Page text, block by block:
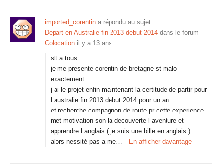
imported_corentin a répondu au sujet
Depart en Australie fin 2013 debut 2014 dans le forum
Colocation il y a 13 ans
slt a tous
je me presente corentin de bretagne st malo
exactement
j ai le projet enfin maintenant la certitude de partir pour
l australie fin 2013 debut 2014 pour un an
et recherche compagnon de route pr cette experience
met motivation son la decouverte l aventure et
apprendre l anglais ( je suis une bille en anglais )
alors nessité pas a me…
En afficher davantage